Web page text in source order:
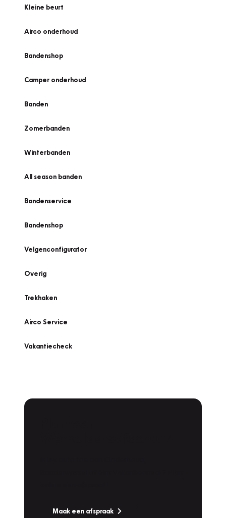
Kleine beurt
Airco onderhoud
Bandenshop
Camper onderhoud
Banden
Zomerbanden
Winterbanden
All season banden
Bandenservice
Bandenshop
Velgenconfigurator
Overig
Trekhaken
Airco Service
Vakantiecheck
Maak een afspraak